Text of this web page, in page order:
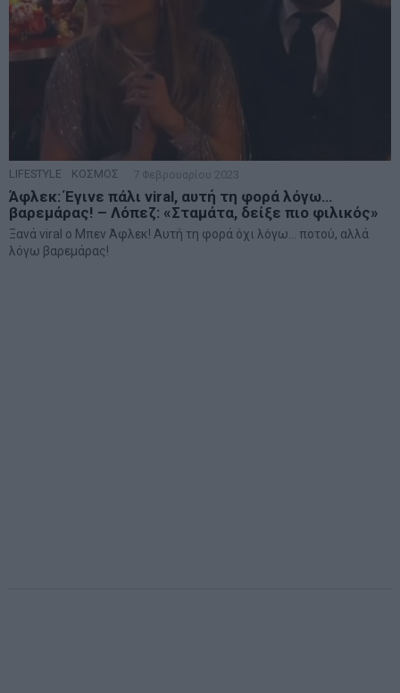
LIFESTYLE ΚΟΣΜΟΣ 7 Φεβρουαρίου 2023
Άφλεκ: Έγινε πάλι viral, αυτή τη φορά λόγω…
βαρεμάρας! – Λόπεζ: «Σταμάτα, δείξε πιο φιλικός»
Ξανά viral o Μπεν Άφλεκ! Αυτή τη φορά όχι λόγω… ποτού, αλλά
λόγω βαρεμάρας!